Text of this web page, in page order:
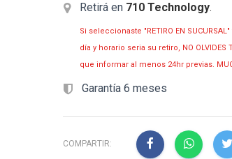
Retirá en 710 Technology.
Si seleccionaste "RETIRO EN
día y horario seria su retiro, NO OLVIDES
que informar al menos 24hr previas.
Garantía 6 meses
COMPARTIR: